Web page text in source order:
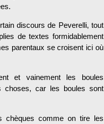
discours de Peverelli, tout
de textes formidablement
parentaux se croisent ici où
et vainement les boules
choses, car les boules sont
chèques comme on tire les